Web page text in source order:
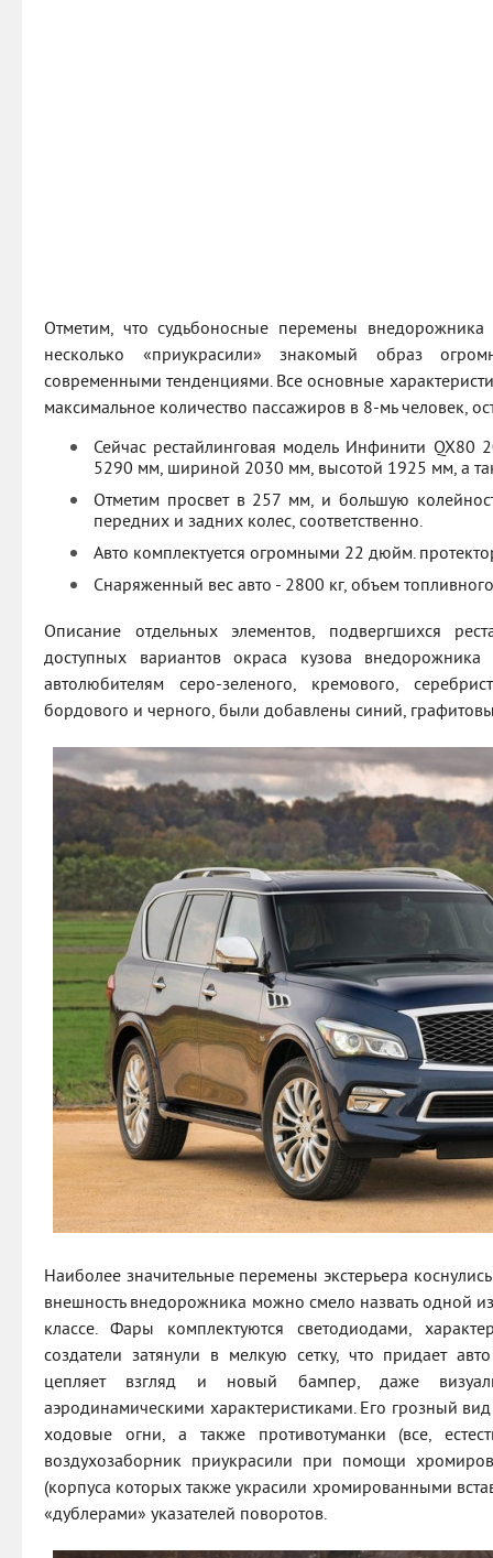
Отметим, что судьбоносные перемены
несколько «приукрасили» знакомый образ
современными тенденциями. Все основные
максимальное количество пассажиров в 8-мь человек,
Сейчас рестайлинговая модель Инфинити QX80
5290 мм, шириной 2030 мм, высотой 1925 мм, а
Отметим просвет в 257 мм, и большую
передних и задних колес, соответственно.
Авто комплектуется огромными 22 дюйм.
Снаряженный вес авто - 2800 кг, объем
Описание отдельных элементов, подвергшихся
доступных вариантов окраса кузова
автолюбителям серо-зеленого, кремового,
бордового и черного, были добавлены синий,
Наиболее значительные перемены экстерьера
внешность внедорожника можно смело назвать одной
классе. Фары комплектуются светодиодами,
создатели затянули в мелкую сетку, что придает
цепляет взгляд и новый бампер, даже
аэродинамическими характеристиками. Его грозный
ходовые огни, а также противотуманки (все,
воздухозаборник приукрасили при помощи
(корпуса которых также украсили хромированными
«дублерами» указателей поворотов.